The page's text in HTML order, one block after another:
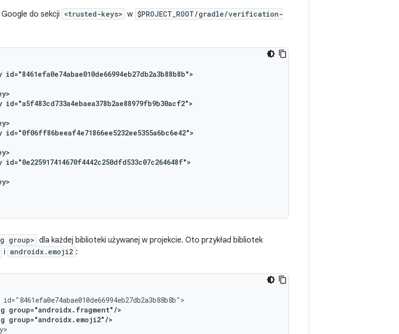
do sekcji <trusted-keys> w $PROJECT_ROOT/gradle/verification-
id="8461efa0e74abae010de66994eb27db2a3b88b8b">
id="a5f483cd733a4ebaea378b2ae88979fb9b30acf2">
id="0f06ff86beeaf4e71866ee5232ee5355a6bc6e42">
id="0e225917414670f4442c250dfd533c07c264648f">
group> dla każdej biblioteki używanej w projekcie. Oto przykład bibliotek
i androidx.emoji2 :
group="androidx.fragment"/>
group="androidx.emoji2"/>